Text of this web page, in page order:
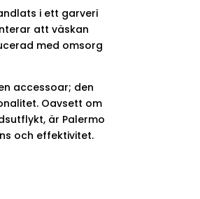
i ett garveri
att väskan
med omsorg
accessoar; den
Oavsett om
är Palermo
och effektivitet.